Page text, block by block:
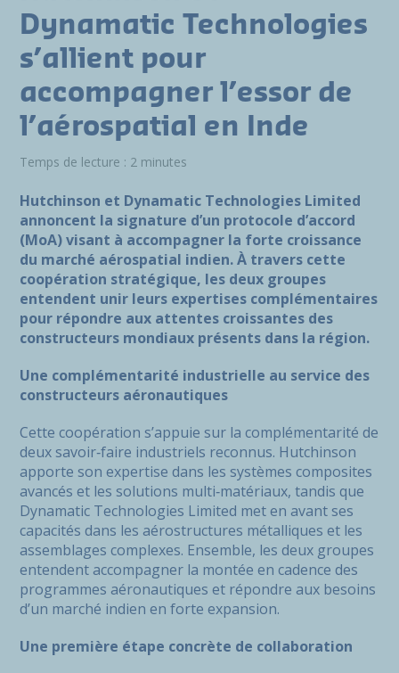
Dynamatic Technologies
s’allient pour
accompagner l’essor de
l’aérospatial en Inde
Temps de lecture : 2 minutes
Hutchinson et Dynamatic Technologies Limited
annoncent la signature d’un protocole d’accord
(MoA) visant à accompagner la forte croissance
du marché aérospatial indien. À travers cette
coopération stratégique, les deux groupes
entendent unir leurs expertises complémentaires
pour répondre aux attentes croissantes des
constructeurs mondiaux présents dans la région.
Une complémentarité industrielle au service des
constructeurs aéronautiques
Cette coopération s’appuie sur la complémentarité de
deux savoir‑faire industriels reconnus. Hutchinson
apporte son expertise dans les systèmes composites
avancés et les solutions multi‑matériaux, tandis que
Dynamatic Technologies Limited met en avant ses
capacités dans les aérostructures métalliques et les
assemblages complexes. Ensemble, les deux groupes
entendent accompagner la montée en cadence des
programmes aéronautiques et répondre aux besoins
d’un marché indien en forte expansion.
Une première étape concrète de collaboration